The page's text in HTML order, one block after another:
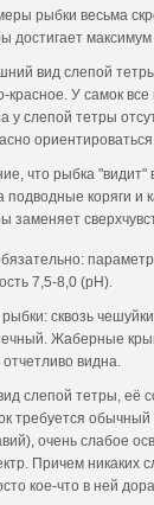
рыбки весьма
достигает
вид слепой
У самок
у слепой тетры
что рыбка
подводные коряги и
заменяет
7,5-8,0 (pH).
сквозь
Жаберные
видна.
слепой тетры, её
требуется
очень слабое
Причем никаких
кое-что в ней